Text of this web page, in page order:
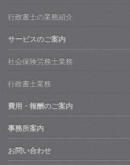
行政書士の業務紹介
サービスのご案内
社会保険労務士業務
行政書士業務
費用・報酬のご案内
事務所案内
お問い合わせ